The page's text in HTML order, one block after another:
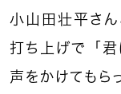
小山田壮平さん
打ち上げで「君
声をかけてもら